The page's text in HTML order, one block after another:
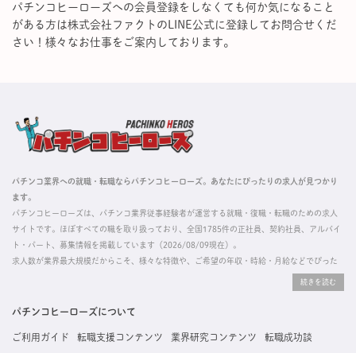
パチンコヒーローズへの会員登録をしなくても何か気になること
がある方は株式会社ファクトのLINE公式に登録してお問合せくだ
さい！様々なお仕事をご案内しております。
パチンコ業界への就職・転職ならパチンコヒーローズ。あなたにぴったりの求人が見つかり
ます。
パチンコヒーローズは、パチンコ業界従事経験者が運営する就職・復職・転職のための求人
サイトです。ほぼすべての職を取り扱っており、全国1785件の正社員、契約社員、アルバイ
ト・パート、募集情報を掲載しています（2026/08/09現在）。
求人数が業界最大規模だからこそ、様々な特徴や、ご希望の年収・時給・月給などでぴった
掲載している求人は、すべて契約法人様から寄せられた正規の求人情報です。応募いただい
た内容はすぐに直接事業所に届くためスムーズに転職・復職できます。
パチンコヒーローズについて
ご利用ガイド 転職支援コンテンツ 業界研究コンテンツ 転職成功談